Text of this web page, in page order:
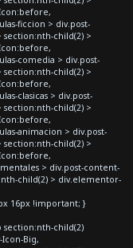
ficcion > div.post-
child(2) >
comedia > div.post-
child(2) >
clasicas > div.post-
child(2) >
animacion > div.post-
child(2) >
> div.post-content-
child(2) > div.elementor-
16px !important; }
child(2)
Big,